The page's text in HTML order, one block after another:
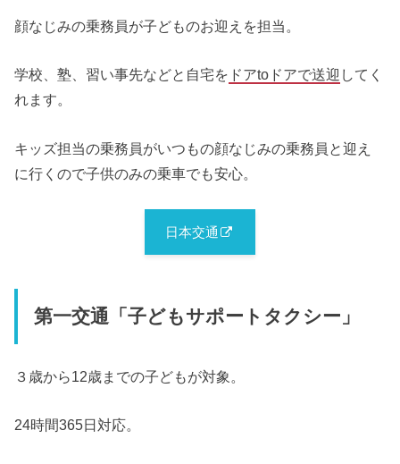
顔なじみの乗務員が子どものお迎えを担当。
学校、塾、習い事先などと自宅を ドアtoドアで送迎 してく
れます。
キッズ担当の乗務員がいつもの顔なじみの乗務員と迎え
に行くので子供のみの乗車でも安心。
日本交通
第一交通「子どもサポートタクシー」
３歳から12歳までの子どもが対象。
24時間365日対応。